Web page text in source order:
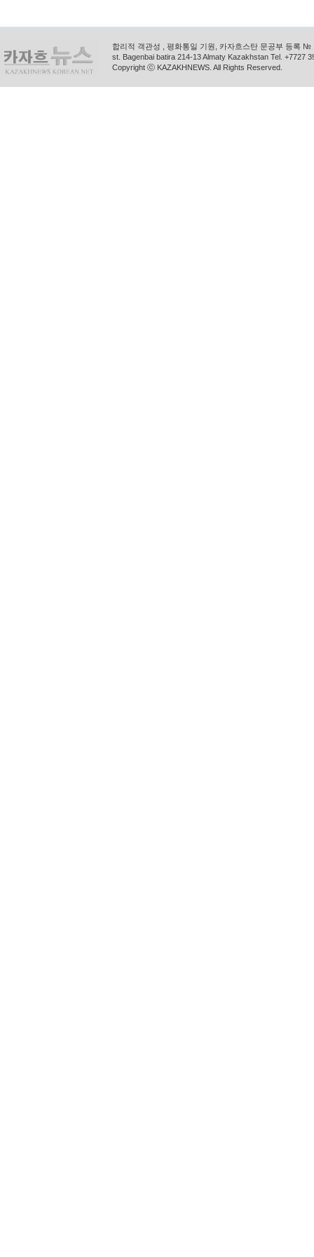
합리적 객관성 , 평화통일 기원, 카자흐스탄 문공부 등록
st. Bagenbai batira 214-13 Almaty Kazakhstan Tel. +7727
Copyright ⓒ KAZAKHNEWS. All Rights Reserved.